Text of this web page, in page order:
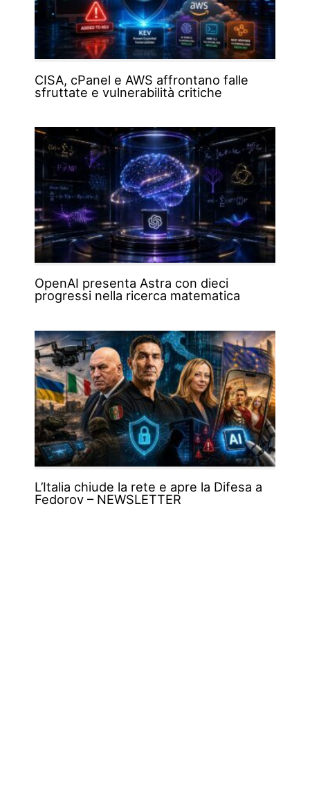
CISA, cPanel e AWS affrontano falle
sfruttate e vulnerabilità critiche
OpenAI presenta Astra con dieci
progressi nella ricerca matematica
L’Italia chiude la rete e apre la Difesa a
Fedorov – NEWSLETTER